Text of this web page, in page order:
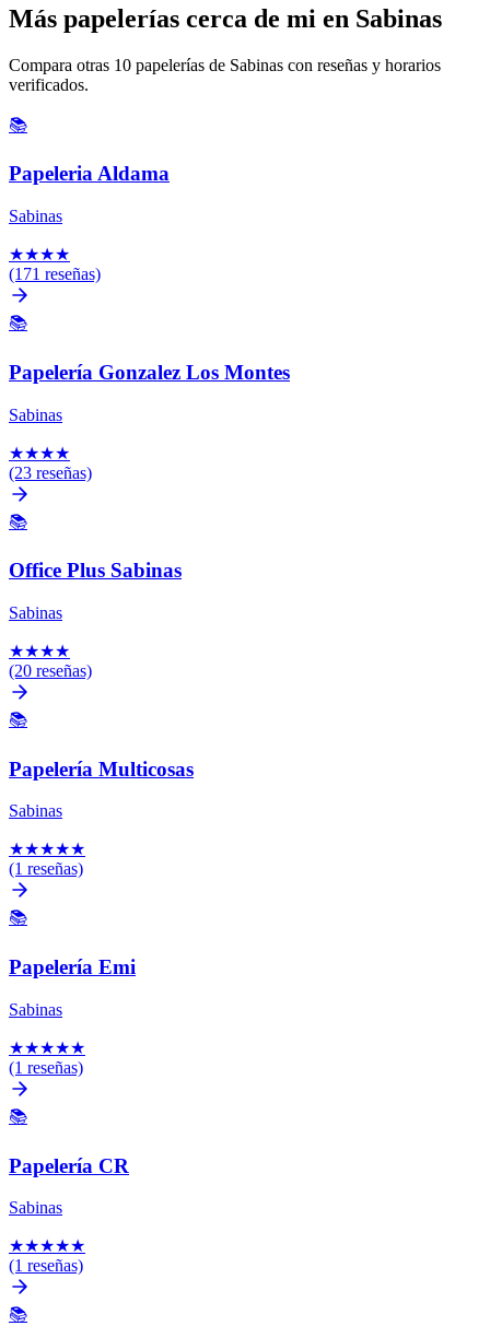
Más papelerías cerca de mi en Sabinas
Compara otras 10 papelerías de Sabinas con reseñas y horarios
verificados.
📚
Papeleria Aldama
Sabinas
★★★★
(171 reseñas)
📚
Papelería Gonzalez Los Montes
Sabinas
★★★★
(23 reseñas)
📚
Office Plus Sabinas
Sabinas
★★★★
(20 reseñas)
📚
Papelería Multicosas
Sabinas
★★★★★
(1 reseñas)
📚
Papelería Emi
Sabinas
★★★★★
(1 reseñas)
📚
Papelería CR
Sabinas
★★★★★
(1 reseñas)
📚